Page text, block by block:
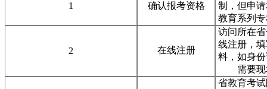
1 确认报考资格
制，但申
教育系列
2 在线注册
访问所在
线注册，
料，如身
需要
省教育考